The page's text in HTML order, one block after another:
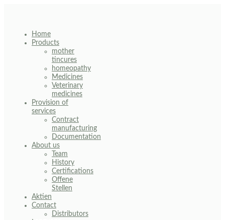
Home
Products
mother
tincures
homeopathy
Medicines
Veterinary
medicines
Provision of
services
Contract
manufacturing
Documentation
About us
Team
History
Certifications
Offene
Stellen
Aktien
Contact
Distributors